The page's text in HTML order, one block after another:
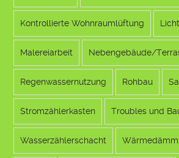
Kontrollierte Wohnraumlüftung
Malereiarbeit Nebengebäude/
Regenwassernutzung Rohbau
Stromzählerkasten Troubles und
Wasserzählerschacht